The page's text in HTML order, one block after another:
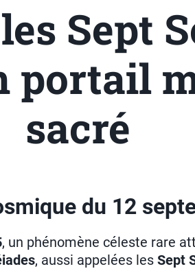
Sept
portail
sacré
du 12
, un phénomène céleste rare
, aussi appelées les Sept